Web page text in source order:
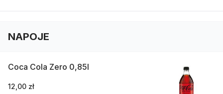
NAPOJE
Coca Cola Zero 0,85l
12,00 zł